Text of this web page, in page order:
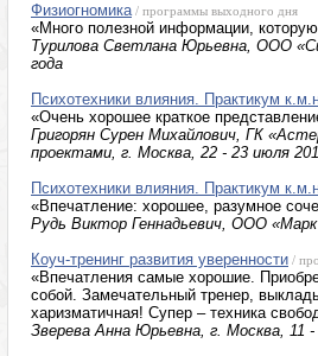
Физиогномика / программы выходного дня
«Много полезной информации,
Турилова Светлана Юрьевна, ООО
года
Психотехники влияния. Практикум
«Очень хорошее краткое
Григорян Сурен Михайлович, ГК
проектами, г. Москва, 22 - 23 июля
Психотехники влияния. Практикум
«Впечатление: хорошее, разумное
Рудь Виктор Геннадьевич, ООО
Коуч-тренинг развития уверенности /
«Впечатления самые хорошие.
собой. Замечательный тренер,
харизматичная! Супер – техника
Зверева Анна Юрьевна, г. Москва, 11 -